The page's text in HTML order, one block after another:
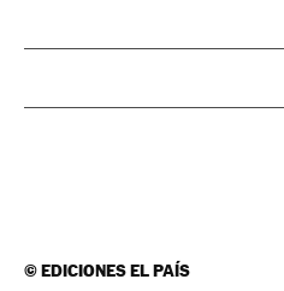
©EDICIONES EL PAÍS